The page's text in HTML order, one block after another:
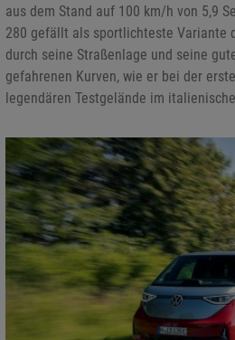
aus dem Stand auf 100 km/h von 5,9
280 gefällt als sportlichteste Variante
durch seine Straßenlage und seine
gefahrenen Kurven, wie er bei der
legendären Testgelände im